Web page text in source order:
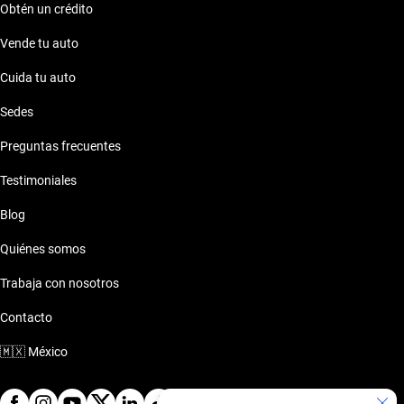
Obtén un crédito
Vende tu auto
Cuida tu auto
Sedes
Preguntas frecuentes
Testimoniales
Blog
Quiénes somos
Trabaja con nosotros
Contacto
🇲🇽 México